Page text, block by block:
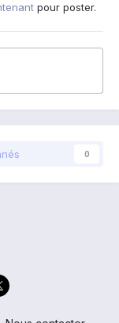
pour poster.
0